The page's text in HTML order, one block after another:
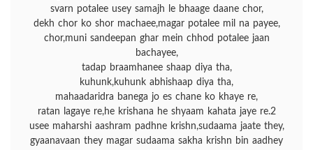
svarn potalee usey samajh le bhaage daane chor,
dekh chor ko shor machaee,magar potalee mil na payee,
chor,muni sandeepan ghar mein chhod potalee jaan
bachayee,
tadap braamhanee shaap diya tha,
kuhunk,kuhunk abhishaap diya tha,
mahaadaridra banega jo es chane ko khaye re,
ratan lagaye re,he krishana he shyaam kahata jaye re.2
usee maharshi aashram padhne krishn,sudaama jaate they,
gyaanavaan they magar sudaama sakha krishn bin aadhey